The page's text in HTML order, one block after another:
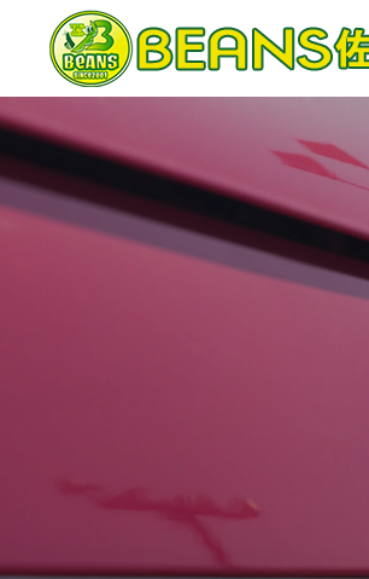
HOME